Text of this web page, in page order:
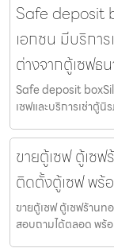
Safe deposit
เอกชน มีบริกา
ต่างจากตู้เซฟธ
Safe deposit
เซฟและบริการเช่าตู้
ขายตู้เซฟ ตู้เซ
ติดตั้งตู้เซฟ พร้
ขายตู้เซฟ ตู้เซฟร้าน
สอบถามได้ตลอด พร้